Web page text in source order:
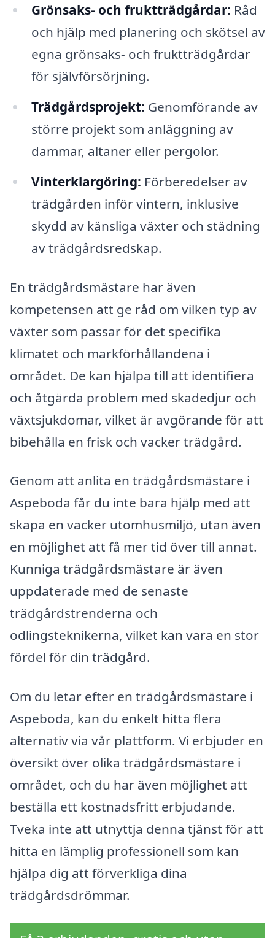
Grönsaks- och fruktträdgårdar: Råd
och hjälp med planering och skötsel av
egna grönsaks- och fruktträdgårdar
för självförsörjning.
Trädgårdsprojekt: Genomförande av
större projekt som anläggning av
dammar, altaner eller pergolor.
Vinterklargöring: Förberedelser av
trädgården inför vintern, inklusive
skydd av känsliga växter och städning
av trädgårdsredskap.
En trädgårdsmästare har även
kompetensen att ge råd om vilken typ av
växter som passar för det specifika
klimatet och markförhållandena i
området. De kan hjälpa till att identifiera
och åtgärda problem med skadedjur och
växtsjukdomar, vilket är avgörande för att
bibehålla en frisk och vacker trädgård.
Genom att anlita en trädgårdsmästare i
Aspeboda får du inte bara hjälp med att
skapa en vacker utomhusmiljö, utan även
en möjlighet att få mer tid över till annat.
Kunniga trädgårdsmästare är även
uppdaterade med de senaste
trädgårdstrenderna och
odlingsteknikerna, vilket kan vara en stor
fördel för din trädgård.
Om du letar efter en trädgårdsmästare i
Aspeboda, kan du enkelt hitta flera
alternativ via vår plattform. Vi erbjuder en
översikt över olika trädgårdsmästare i
området, och du har även möjlighet att
beställa ett kostnadsfritt erbjudande.
Tveka inte att utnyttja denna tjänst för att
hitta en lämplig professionell som kan
hjälpa dig att förverkliga dina
trädgårdsdrömmar.